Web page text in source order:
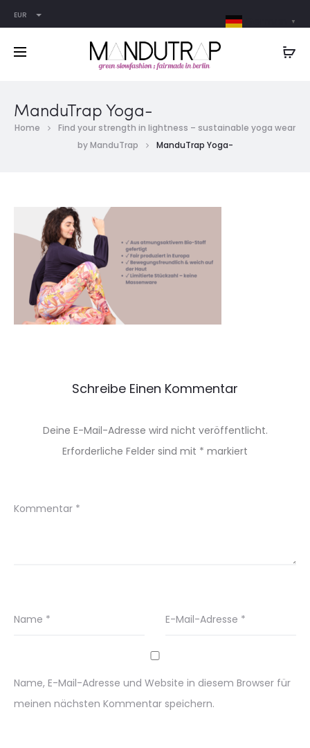
EUR
ManduTrap Yoga-
Home
Find your strength in lightness – sustainable yoga wear
by ManduTrap
ManduTrap Yoga-
Schreibe Einen Kommentar
Deine E-Mail-Adresse wird nicht veröffentlicht.
Erforderliche Felder sind mit * markiert
Kommentar *
Name * E-Mail-Adresse *
Name, E-Mail-Adresse und Website in diesem Browser für
meinen nächsten Kommentar speichern.
▼